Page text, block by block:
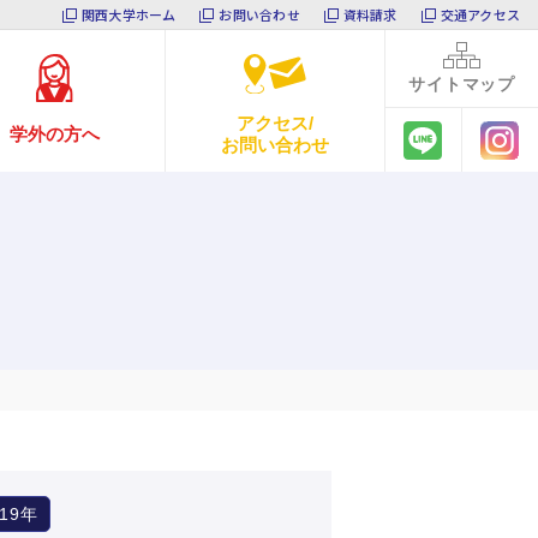
関西大学ホーム お問い合わせ 資料請求 交通アクセス
学外の方へ
アクセス/
お問い合わせ
サイト マップ
年